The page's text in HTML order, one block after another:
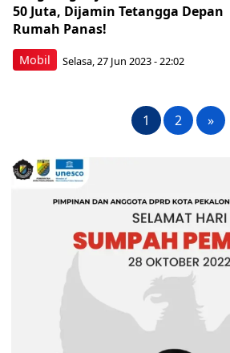
Mobil
50 Juta, Dijamin Tetangga Depan
Rumah Panas!
Selasa, 27 Jun 2023 - 22:02
1 2 »